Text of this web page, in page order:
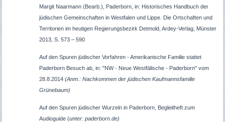
Margit Naarmann (Bearb.), Paderborn, in: Historisches Handbuch der
jüdischen Gemeinschaften in Westfalen und Lippe. Die Ortschaften und
Territorien im heutigen Regierungsbezirk Detmold, Ardey-Verlag, Münster
2013, S. 573 – 590
Auf den Spuren jüdischer Vorfahren - Amerikanische Familie stattet
Paderborn Besuch ab, in: "NW - Neue Westfälische - Paderborn" vom
28.8.2014 (Anm.: Nachkommen der jüdischen Kaufmannsfamilie
Grünebaum)
Auf den Spuren jüdischer Wurzeln in Paderborn, Begleitheft zum
Audioguide (unter: paderborn.de)